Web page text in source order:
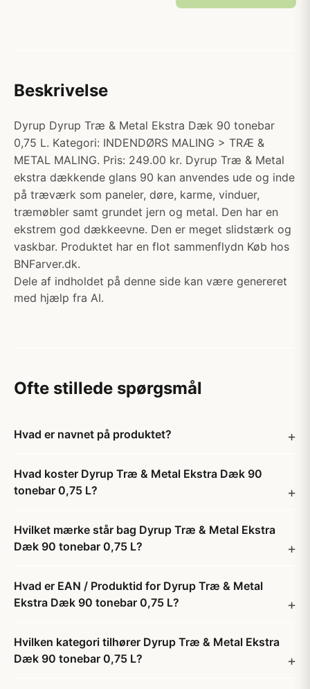
Beskrivelse
Dyrup Dyrup Træ & Metal Ekstra Dæk 90 tonebar
0,75 L. Kategori: INDENDØRS MALING > TRÆ &
METAL MALING. Pris: 249.00 kr. Dyrup Træ & Metal
ekstra dækkende glans 90 kan anvendes ude og inde
på træværk som paneler, døre, karme, vinduer,
træmøbler samt grundet jern og metal. Den har en
ekstrem god dækkeevne. Den er meget slidstærk og
vaskbar. Produktet har en flot sammenflydn Køb hos
BNFarver.dk.
Dele af indholdet på denne side kan være genereret
med hjælp fra AI.
Ofte stillede spørgsmål
Hvad er navnet på produktet?
Hvad koster Dyrup Træ & Metal Ekstra Dæk 90
tonebar 0,75 L?
Hvilket mærke står bag Dyrup Træ & Metal Ekstra
Dæk 90 tonebar 0,75 L?
Hvad er EAN / Produktid for Dyrup Træ & Metal
Ekstra Dæk 90 tonebar 0,75 L?
Hvilken kategori tilhører Dyrup Træ & Metal Ekstra
Dæk 90 tonebar 0,75 L?